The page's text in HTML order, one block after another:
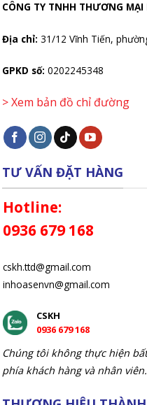
CÔNG TY TNHH THƯƠNG
Địa chỉ: 31/12 Vĩnh Tiến,
GPKD số: 0202245348
> Xem bản đồ chỉ đường
TƯ VẤN ĐẶT HÀNG
Hotline:
0936 679 168
cskh.ttd@gmail.com
inhoasenvn@gmail.com
CSKH
0936 679 168
Chúng tôi không thực hiện
phía khách hàng và nhân viên.